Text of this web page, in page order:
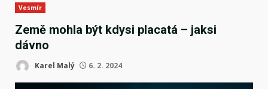
Vesmír
Země mohla být kdysi placatá – jaksi
dávno
Karel Malý 6. 2. 2024